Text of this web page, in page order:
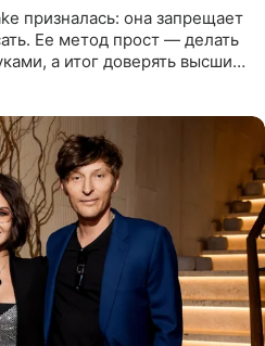
призналась: она запрещает
Ее метод прост — делать
а итог доверять высшим